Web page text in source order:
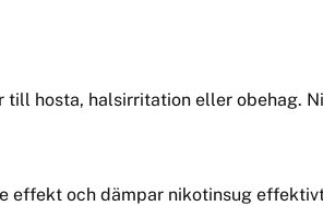
hosta, halsirritation eller obehag.
effekt och dämpar nikotinsug